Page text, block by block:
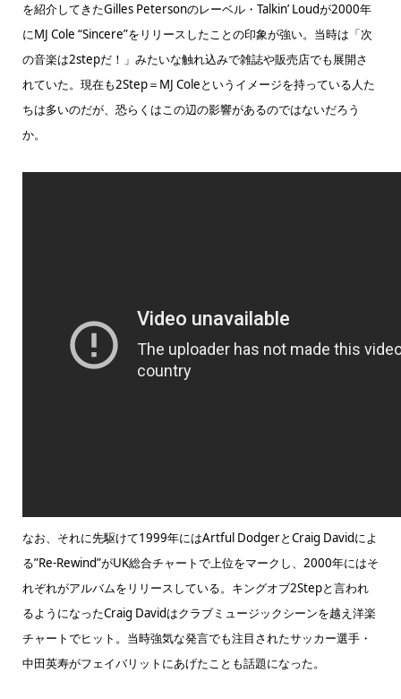
を紹介してきたGilles Petersonのレーベル・Talkin’ Loudが2000年
にMJ Cole “Sincere”をリリースしたことの印象が強い。当時は「次
の音楽は2stepだ！」みたいな触れ込みで雑誌や販売店でも展開さ
れていた。現在も2Step＝MJ Coleというイメージを持っている人た
ちは多いのだが、恐らくはこの辺の影響があるのではないだろう
か。
なお、それに先駆けて1999年にはArtful DodgerとCraig Davidによ
る”Re-Rewind”がUK総合チャートで上位をマークし、2000年にはそ
れぞれがアルバムをリリースしている。キングオブ2Stepと言われ
るようになったCraig Davidはクラブミュージックシーンを越え洋楽
チャートでヒット。当時強気な発言でも注目されたサッカー選手・
中田英寿がフェイバリットにあげたことも話題になった。